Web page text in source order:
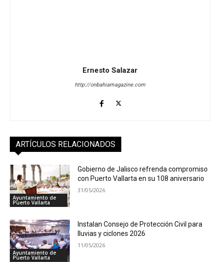
Ernesto Salazar
http://onbahiamagazine.com
ARTÍCULOS RELACIONADOS
Ayuntamiento de
Puerto Vallarta
Gobierno de Jalisco refrenda compromiso
con Puerto Vallarta en su 108 aniversario
31/05/2026
Ayuntamiento de
Puerto Vallarta
Instalan Consejo de Protección Civil para
lluvias y ciclones 2026
11/05/2026